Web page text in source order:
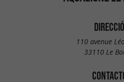
110 avenue
33110 Le